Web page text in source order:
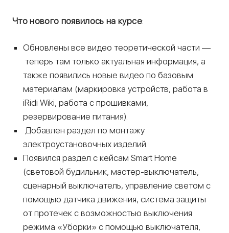
Что нового появилось на курсе:
Обновлены все видео теоретической части —
теперь там только актуальная информация, а
также появились новые видео по базовым
материалам (маркировка устройств, работа в
iRidi Wiki, работа с прошивками,
резервирование питания).
Добавлен раздел по монтажу
электроустановочных изделий.
Появился раздел c кейсам Smart Home
(световой будильник, мастер-выключатель,
сценарный выключатель, управление светом с
помощью датчика движения, система защиты
от протечек с возможностью выключения
режима «Уборки» с помощью выключателя,